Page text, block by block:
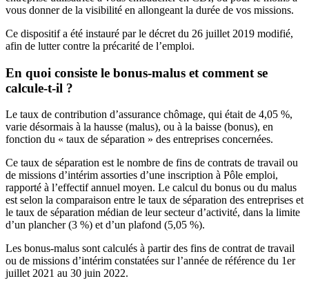
vous donner de la visibilité en allongeant la durée de vos missions.
Ce dispositif a été instauré par le décret du 26 juillet 2019 modifié,
afin de lutter contre la précarité de l’emploi.
En quoi consiste le bonus-malus et comment se
calcule-t-il ?
Le taux de contribution d’assurance chômage, qui était de 4,05 %,
varie désormais à la hausse (malus), ou à la baisse (bonus), en
fonction du « taux de séparation » des entreprises concernées.
Ce taux de séparation est le nombre de fins de contrats de travail ou
de missions d’intérim assorties d’une inscription à Pôle emploi,
rapporté à l’effectif annuel moyen. Le calcul du bonus ou du malus
est selon la comparaison entre le taux de séparation des entreprises et
le taux de séparation médian de leur secteur d’activité, dans la limite
d’un plancher (3 %) et d’un plafond (5,05 %).
Les bonus-malus sont calculés à partir des fins de contrat de travail
ou de missions d’intérim constatées sur l’année de référence du 1er
juillet 2021 au 30 juin 2022.